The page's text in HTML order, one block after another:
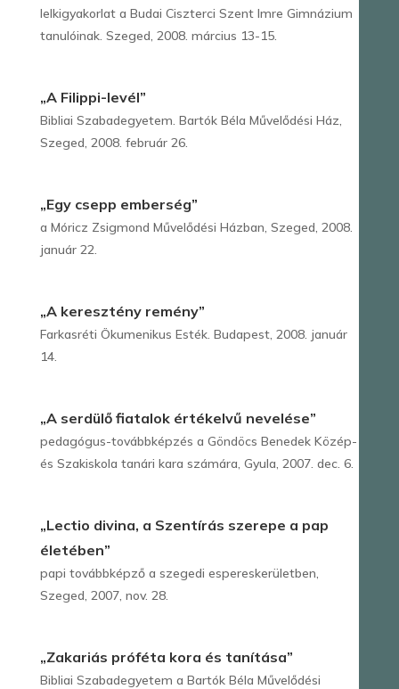
lelkigyakorlat a Budai Ciszterci Szent Imre Gimnázium
tanulóinak. Szeged, 2008. március 13-15.
„A Filippi-levél”
Bibliai Szabadegyetem. Bartók Béla Művelődési Ház,
Szeged, 2008. február 26.
„Egy csepp emberség”
a Móricz Zsigmond Művelődési Házban, Szeged, 2008.
január 22.
„A keresztény remény”
Farkasréti Ökumenikus Esték. Budapest, 2008. január
14.
„A serdülő fiatalok értékelvű nevelése”
pedagógus-továbbképzés a Göndöcs Benedek Közép-
és Szakiskola tanári kara számára, Gyula, 2007. dec. 6.
„Lectio divina, a Szentírás szerepe a pap
életében”
papi továbbképző a szegedi espereskerületben,
Szeged, 2007, nov. 28.
„Zakariás próféta kora és tanítása”
Bibliai Szabadegyetem a Bartók Béla Művelődési